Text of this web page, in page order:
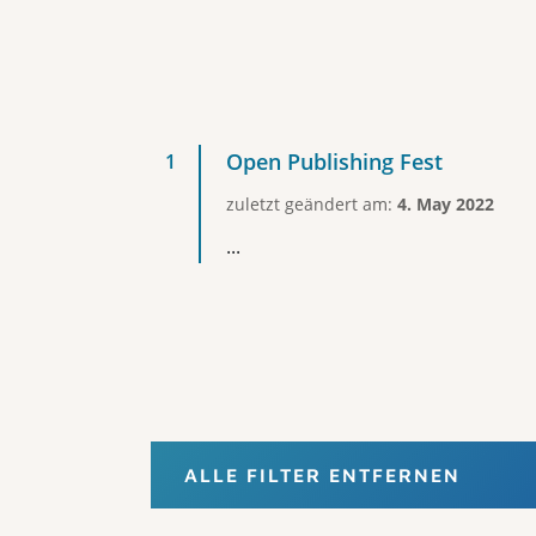
Open Publishing Fest
zuletzt geändert am: 4. May 2022
...
ALLE FILTER ENTFERNEN